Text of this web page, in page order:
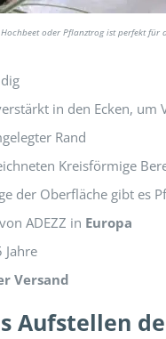
oder Pflanztrog ist perfekt für
in den Ecken, um
Rand
Kreisförmige
der Oberfläche gibt es
ADEZZ in Europa
Versand
Aufstellen